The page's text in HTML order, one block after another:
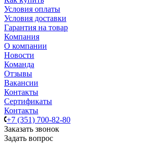
Условия оплаты
Условия доставки
Гарантия на товар
Компания
О компании
Новости
Команда
Отзывы
Вакансии
Контакты
Сертификаты
Контакты
+7 (351) 700-82-80
Заказать звонок
Задать вопрос